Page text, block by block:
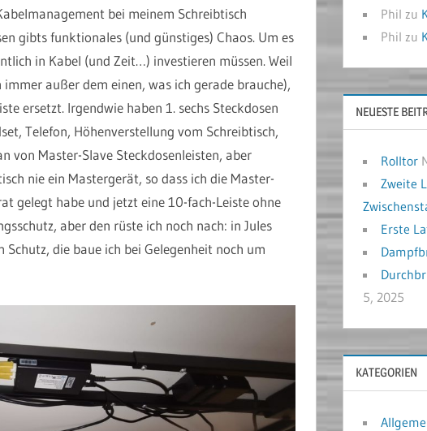
bei meinem Schreibtisch
gibts funktionales (und günstiges) Chaos. Um es
in Kabel (und Zeit…) investieren müssen. Weil
außer dem einen, was ich gerade brauche),
ersetzt. Irgendwie haben 1. sechs Steckdosen
Telefon, Höhenverstellung vom Schreibtisch,
von Master-Slave Steckdosenleisten, aber
nie ein Mastergerät, so dass ich die Master-
gelegt habe und jetzt eine 10-fach-Leiste ohne
aber den rüste ich noch nach: in Jules
die baue ich bei Gelegenheit noch um
Phil zu
Phil zu
NEUESTE
Rolltor
Zweite
Erste
5, 2025
KATEGORIEN